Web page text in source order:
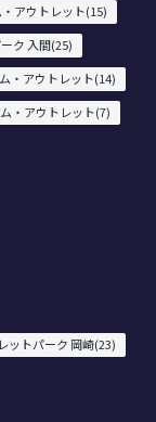
アウトレット(15)
ク 入間(25)
・アウトレット(14)
・アウトレット(7)
ットパーク 岡崎(23)